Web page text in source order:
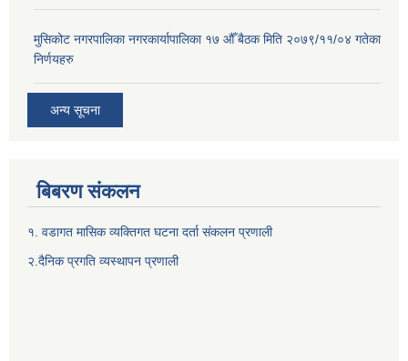
मुसिकोट नगरपालिका नगरकार्यापालिका १७ औँ बैठक मिति २०७९/११/०४ गतेका
निर्णयहरु
अन्य सूचना
बिबरण संकलन
१. वडागत मासिक व्यक्तिगत घटना दर्ता संकलन प्रणाली
२.दैनिक प्रगति व्यस्थापन प्रणाली